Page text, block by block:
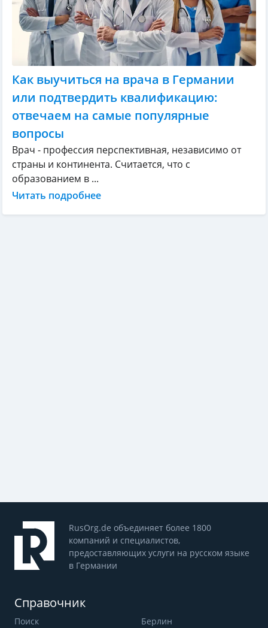
Как выучиться на врача в Германии
или подтвердить квалификацию:
отвечаем на самые популярные
вопросы
Врач - профессия перспективная, независимо от
страны и континента. Считается, что с
образованием в ...
Читать подробнее
RusOrg.de объединяет более 1800
компаний и специалистов,
предоставляющих услуги на русском языке
в Германии
Справочник
Поиск
Берлин